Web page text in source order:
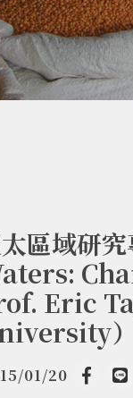
區域研
Eric
01/20
Facebook
line